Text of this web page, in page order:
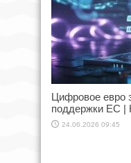
Цифровое евро
поддержки ЕС |
24.06.2026 09:45